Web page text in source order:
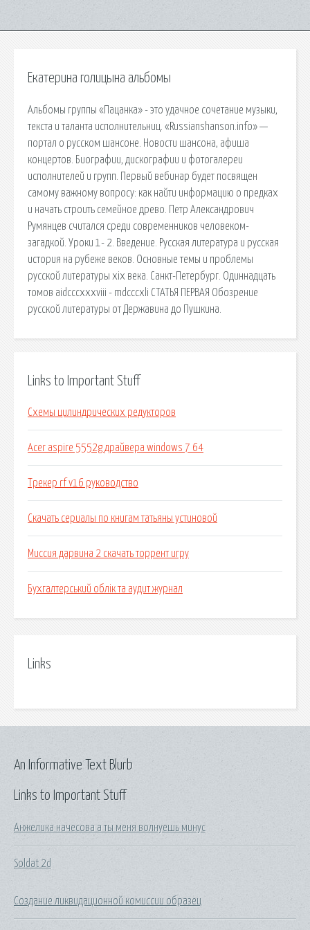
Екатерина голицына альбомы
Альбомы группы «Пацанка» - это удачное сочетание музыки,
текста и таланта исполнительниц. «Russianshanson.info» —
портал о русском шансоне. Новости шансона, афиша
концертов. Биографии, дискографии и фотогалереи
исполнителей и групп. Первый вебинар будет посвящен
самому важному вопросу: как найти информацию о предках
и начать строить семейное древо. Петр Александрович
Румянцев считался среди современников человеком-
загадкой. Уроки 1- 2. Введение. Русская литература и русская
история на рубеже веков. Основные темы и проблемы
русской литературы xix века. Санкт-Петербург. Одиннадцать
томов aidcccxxxviii - mdcccxli СТАТЬЯ ПЕРВАЯ Обозрение
русской литературы от Державина до Пушкина.
Links to Important Stuff
Схемы цилиндрических редукторов
Acer aspire 5552g драйвера windows 7 64
Трекер rf v16 руководство
Скачать сериалы по книгам татьяны устиновой
Миссия дарвина 2 скачать торрент игру
Бухгалтерський облік та аудит журнал
Links
Links to Important Stuff
Анжелика начесова а ты меня волнуешь минус
Soldat 2d
Создание ликвидационной комиссии образец
An Informative Text Blurb